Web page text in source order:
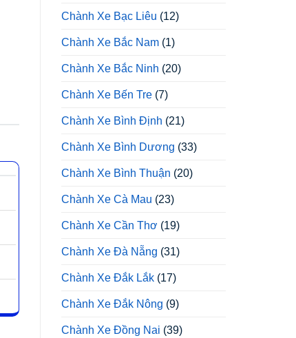
Chành Xe Bạc Liêu (12)
Chành Xe Bắc Nam (1)
Chành Xe Bắc Ninh (20)
Chành Xe Bến Tre (7)
Chành Xe Bình Định (21)
Chành Xe Bình Dương (33)
Chành Xe Bình Thuận (20)
Chành Xe Cà Mau (23)
Chành Xe Cần Thơ (19)
Chành Xe Đà Nẵng (31)
Chành Xe Đắk Lắk (17)
Chành Xe Đắk Nông (9)
Chành Xe Đồng Nai (39)